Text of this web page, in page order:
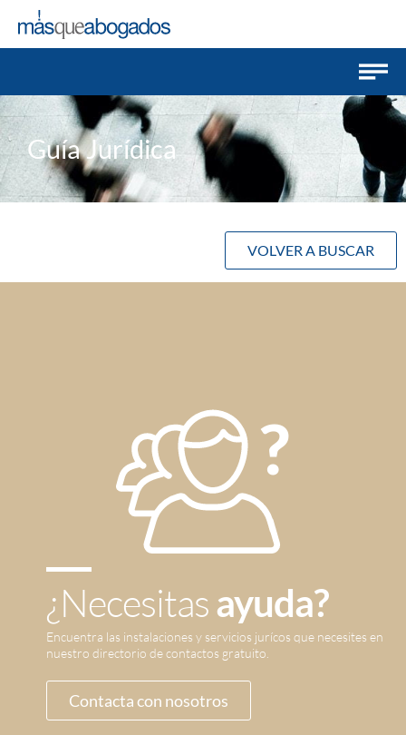
Guía Jurídica
VOLVER A BUSCAR
¿Necesitasayuda?
Encuentra las instalaciones y servicios jurícos que necesites en
nuestro directorio de contactos gratuito.
Contacta con nosotros